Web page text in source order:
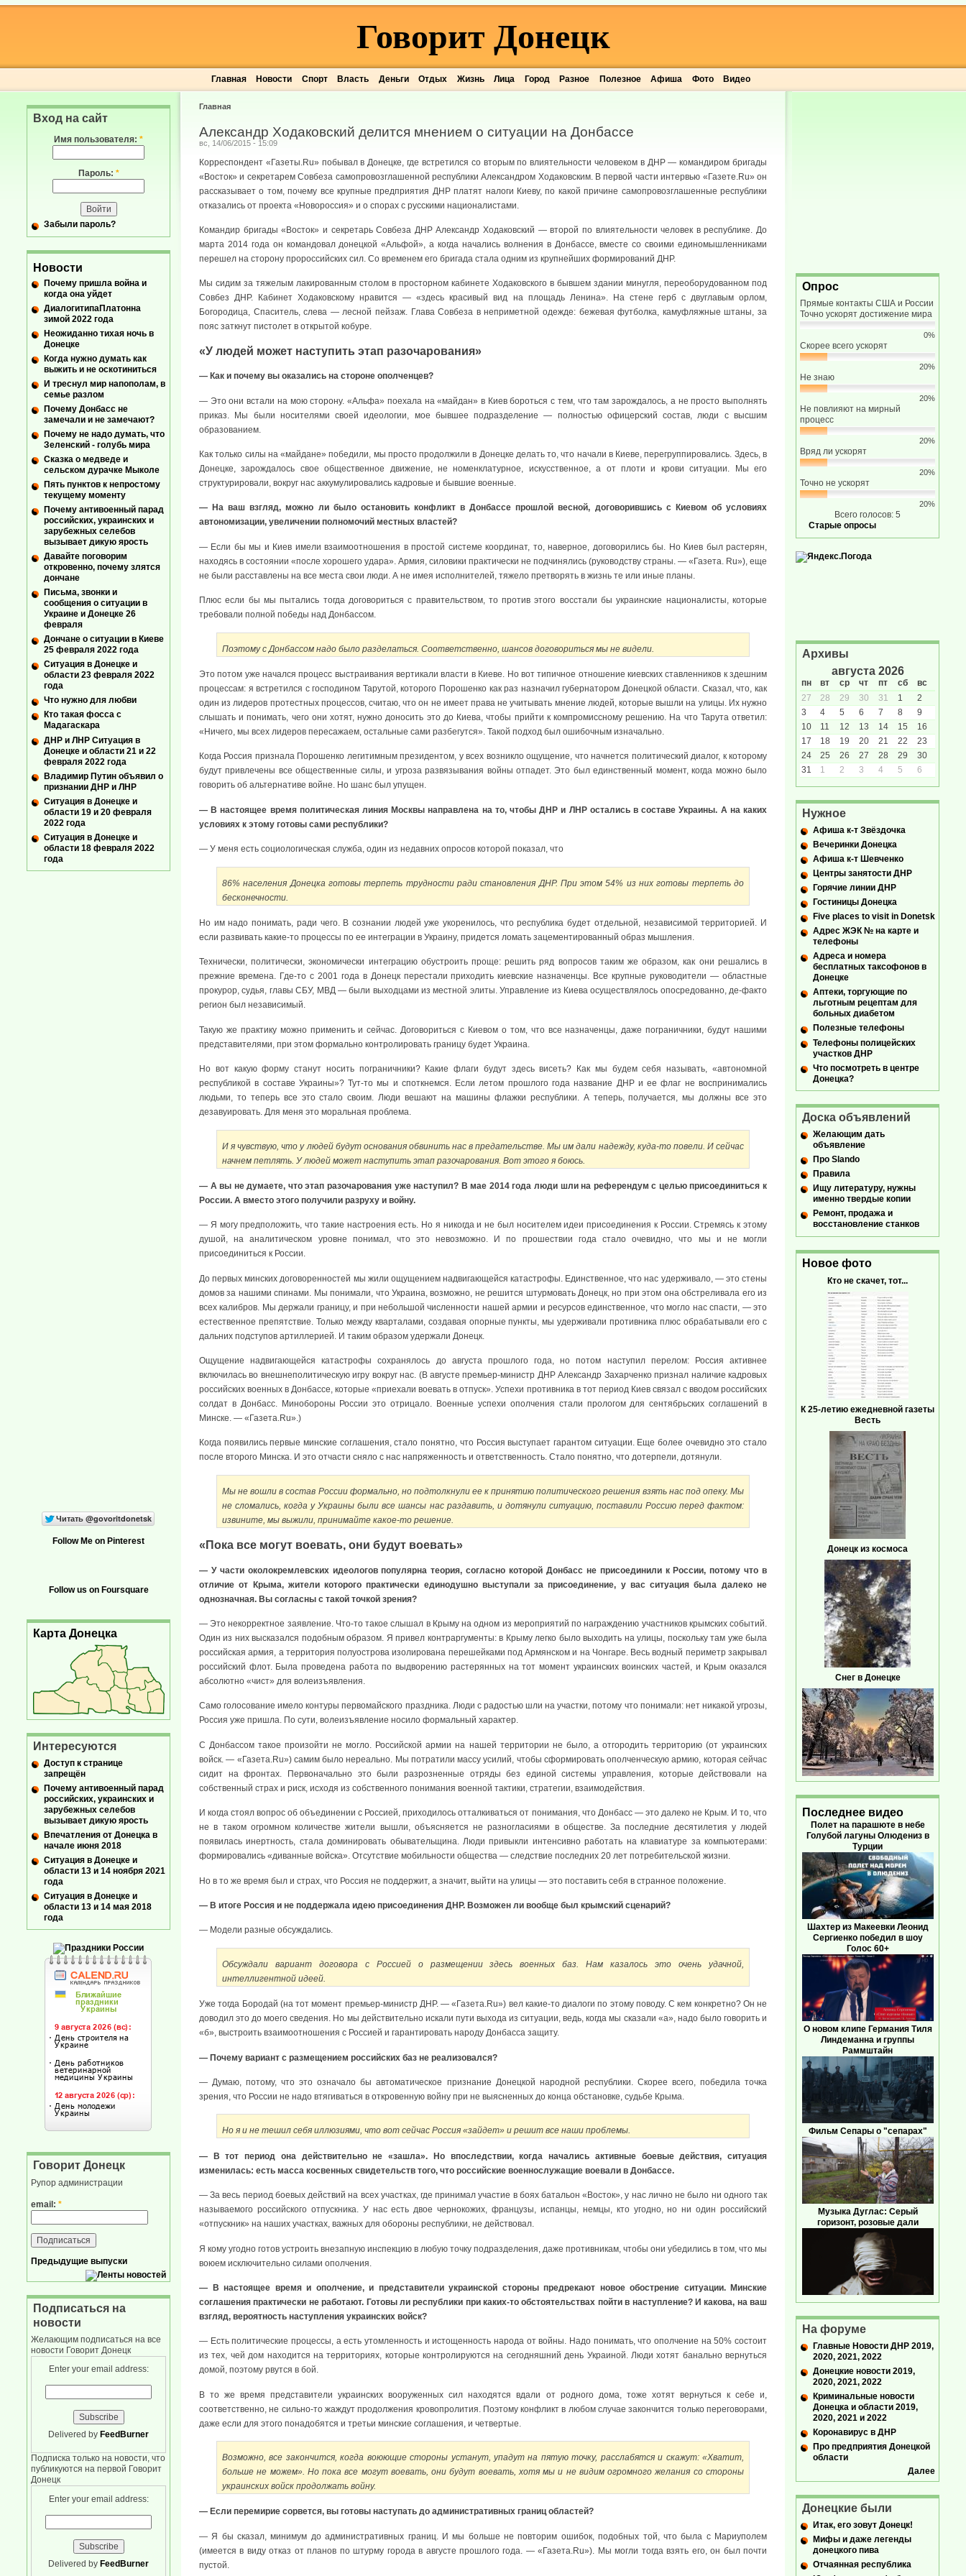
Главная Новости Спорт Власть Деньги Отдых Жизнь Лица Город Разное Полезное Афиша Фото Видео
Говорит Донецк
Главная
Александр Ходаковский делится мнением о ситуации на Донбассе
вс, 14/06/2015 - 15:09
Корреспондент «Газеты.Ru» побывал в Донецке, где встретился со вторым по влиятельности человеком в ДНР — командиром бригады
«Восток» и секретарем Совбеза самопровозглашенной республики Александром Ходаковским. В первой части интервью «Газете.Ru» он
рассказывает о том, почему все крупные предприятия ДНР платят налоги Киеву, по какой причине самопровозглашенные республики
отказались от проекта «Новороссия» и о спорах с русскими националистами.
Командир бригады «Восток» и секретарь Совбеза ДНР Александр Ходаковский — второй по влиятельности человек в республике. До
марта 2014 года он командовал донецкой «Альфой», а когда начались волнения в Донбассе, вместе со своими единомышленниками
перешел на сторону пророссийских сил. Со временем его бригада стала одним из крупнейших формирований ДНР.
Мы сидим за тяжелым лакированным столом в просторном кабинете Ходаковского в бывшем здании минугля, переоборудованном под
Совбез ДНР. Кабинет Ходаковскому нравится — «здесь красивый вид на площадь Ленина». На стене герб с двуглавым орлом,
Богородица, Спаситель, слева — лесной пейзаж. Глава Совбеза в неприметной одежде: бежевая футболка, камуфляжные штаны, за
пояс заткнут пистолет в открытой кобуре.
«У людей может наступить этап разочарования»
— Как и почему вы оказались на стороне ополченцев?
— Это они встали на мою сторону. «Альфа» поехала на «майдан» в Киев бороться с тем, что там зарождалось, а не просто выполнять
приказ. Мы были носителями своей идеологии, мое бывшее подразделение — полностью офицерский состав, люди с высшим
образованием.
Как только силы на «майдане» победили, мы просто продолжили в Донецке делать то, что начали в Киеве, перегруппировались. Здесь, в
Донецке, зарождалось свое общественное движение, не номенклатурное, искусственное, а от плоти и крови ситуации. Мы его
структурировали, вокруг нас аккумулировались кадровые и бывшие военные.
— На ваш взгляд, можно ли было остановить конфликт в Донбассе прошлой весной, договорившись с Киевом об условиях
автономизации, увеличении полномочий местных властей?
— Если бы мы и Киев имели взаимоотношения в простой системе координат, то, наверное, договорились бы. Но Киев был растерян,
находясь в состоянии «после хорошего удара». Армия, силовики практически не подчинялись (руководству страны. — «Газета. Ru»), еще
не были расставлены на все места свои люди. А не имея исполнителей, тяжело претворять в жизнь те или иные планы.
Плюс если бы мы пытались тогда договориться с правительством, то против этого восстали бы украинские националисты, которые
требовали полной победы над Донбассом.
Поэтому с Донбассом надо было разделаться. Соответственно, шансов договориться мы не видели.
Это потом уже начался процесс выстраивания вертикали власти в Киеве. Но вот типичное отношение киевских ставленников к здешним
процессам: я встретился с господином Тарутой, которого Порошенко как раз назначил губернатором Донецкой области. Сказал, что, как
один из лидеров протестных процессов, считаю, что он не имеет права не учитывать мнение людей, которые вышли на улицы. Их нужно
слышать и понимать, чего они хотят, нужно доносить это до Киева, чтобы прийти к компромиссному решению. На что Тарута ответил:
«Ничего, мы всех лидеров пересажаем, остальные сами разбегутся». Такой подход был ошибочным изначально.
Когда Россия признала Порошенко легитимным президентом, у всех возникло ощущение, что начнется политический диалог, к которому
будут привлечены все общественные силы, и угроза развязывания войны отпадет. Это был единственный момент, когда можно было
говорить об альтернативе войне. Но шанс был упущен.
— В настоящее время политическая линия Москвы направлена на то, чтобы ДНР и ЛНР остались в составе Украины. А на каких
условиях к этому готовы сами республики?
— У меня есть социологическая служба, один из недавних опросов которой показал, что
86% населения Донецка готовы терпеть трудности ради становления ДНР. При этом 54% из них готовы терпеть до
бесконечности.
Но им надо понимать, ради чего. В сознании людей уже укоренилось, что республика будет отдельной, независимой территорией. И
если развивать какие-то процессы по ее интеграции в Украину, придется ломать зацементированный образ мышления.
Технически, политически, экономически интеграцию обустроить проще: решить ряд вопросов таким же образом, как они решались в
прежние времена. Где-то с 2001 года в Донецк перестали приходить киевские назначенцы. Все крупные руководители — областные
прокурор, судья, главы СБУ, МВД — были выходцами из местной элиты. Управление из Киева осуществлялось опосредованно, де-факто
регион был независимый.
Такую же практику можно применить и сейчас. Договориться с Киевом о том, что все назначенцы, даже пограничники, будут нашими
представителями, при этом формально контролировать границу будет Украина.
Но вот какую форму станут носить пограничники? Какие флаги будут здесь висеть? Как мы будем себя называть, «автономной
республикой в составе Украины»? Тут-то мы и споткнемся. Если летом прошлого года название ДНР и ее флаг не воспринимались
людьми, то теперь все это стало своим. Люди вешают на машины флажки республики. А теперь, получается, мы должны все это
дезавуировать. Для меня это моральная проблема.
И я чувствую, что у людей будут основания обвинить нас в предательстве. Мы им дали надежду, куда-то повели. И сейчас
начнем петлять. У людей может наступить этап разочарования. Вот этого я боюсь.
— А вы не думаете, что этап разочарования уже наступил? В мае 2014 года люди шли на референдум с целью присоединиться к
России. А вместо этого получили разруху и войну.
— Я могу предположить, что такие настроения есть. Но я никогда и не был носителем идеи присоединения к России. Стремясь к этому
душой, на аналитическом уровне понимал, что это невозможно. И по прошествии года стало очевидно, что мы и не могли
присоединиться к России.
До первых минских договоренностей мы жили ощущением надвигающейся катастрофы. Единственное, что нас удерживало, — это стены
домов за нашими спинами. Мы понимали, что Украина, возможно, не решится штурмовать Донецк, но при этом она обстреливала его из
всех калибров. Мы держали границу, и при небольшой численности нашей армии и ресурсов единственное, что могло нас спасти, — это
естественное препятствие. Только между кварталами, создавая опорные пункты, мы удерживали противника плюс обрабатывали его с
дальних подступов артиллерией. И таким образом удержали Донецк.
Ощущение надвигающейся катастрофы сохранялось до августа прошлого года, но потом наступил перелом: Россия активнее
включилась во внешнеполитическую игру вокруг нас. (В августе премьер-министр ДНР Александр Захарченко признал наличие кадровых
российских военных в Донбассе, которые «приехали воевать в отпуск». Успехи противника в тот период Киев связал с вводом российских
солдат в Донбасс. Минобороны России это отрицало. Военные успехи ополчения стали прологом для сентябрьских соглашений в
Минске. — «Газета.Ru».)
Когда появились первые минские соглашения, стало понятно, что Россия выступает гарантом ситуации. Еще более очевидно это стало
после второго Минска. И это отчасти сняло с нас напряженность и ответственность. Стало понятно, что дотерпели, дотянули.
Мы не вошли в состав России формально, но подтолкнули ее к принятию политического решения взять нас под опеку. Мы
не сломались, когда у Украины были все шансы нас раздавить, и дотянули ситуацию, поставили Россию перед фактом:
извините, мы выжили, принимайте какое-то решение.
«Пока все могут воевать, они будут воевать»
— У части околокремлевских идеологов популярна теория, согласно которой Донбасс не присоединили к России, потому что в
отличие от Крыма, жители которого практически единодушно выступали за присоединение, у вас ситуация была далеко не
однозначная. Вы согласны с такой точкой зрения?
— Это некорректное заявление. Что-то такое слышал в Крыму на одном из мероприятий по награждению участников крымских событий.
Один из них высказался подобным образом. Я привел контраргументы: в Крыму легко было выходить на улицы, поскольку там уже была
российская армия, а территория полуострова изолирована перешейками под Армянском и на Чонгаре. Весь водный периметр закрывал
российский флот. Была проведена работа по выдворению растерянных на тот момент украинских воинских частей, и Крым оказался
абсолютно «чист» для волеизъявления.
Само голосование имело контуры первомайского праздника. Люди с радостью шли на участки, потому что понимали: нет никакой угрозы,
Россия уже пришла. По сути, волеизъявление носило формальный характер.
С Донбассом такое произойти не могло. Российской армии на нашей территории не было, а отгородить территорию (от украинских
войск. — «Газета.Ru») самим было нереально. Мы потратили массу усилий, чтобы сформировать ополченческую армию, которая сейчас
сидит на фронтах. Первоначально это были разрозненные отряды без единой системы управления, которые действовали на
собственный страх и риск, исходя из собственного понимания военной тактики, стратегии, взаимодействия.
И когда стоял вопрос об объединении с Россией, приходилось отталкиваться от понимания, что Донбасс — это далеко не Крым. И то, что
не в таком огромном количестве жители вышли, объясняется не разногласиями в обществе. За последние десятилетия у людей
появилась инертность, стала доминировать обывательщина. Люди привыкли интенсивно работать на клавиатуре за компьютерами:
формировались «диванные войска». Отсутствие мобильности общества — следствие последних 20 лет потребительской жизни.
Но в то же время был и страх, что Россия не поддержит, а значит, выйти на улицы — это поставить себя в странное положение.
— В итоге Россия и не поддержала идею присоединения ДНР. Возможен ли вообще был крымский сценарий?
— Модели разные обсуждались.
Обсуждали вариант договора с Россией о размещении здесь военных баз. Нам казалось это очень удачной,
интеллигентной идеей.
Уже тогда Бородай (на тот момент премьер-министр ДНР. — «Газета.Ru») вел какие-то диалоги по этому поводу. С кем конкретно? Он не
доводил это до моего сведения. Но мы действительно искали пути выхода из ситуации, ведь, когда мы сказали «а», надо было говорить и
«б», выстроить взаимоотношения с Россией и гарантировать народу Донбасса защиту.
— Почему вариант с размещением российских баз не реализовался?
— Думаю, потому, что это означало бы автоматическое признание Донецкой народной республики. Скорее всего, победила точка
зрения, что России не надо втягиваться в откровенную войну при не выясненных до конца обстановке, судьбе Крыма.
Но я и не тешил себя иллюзиями, что вот сейчас Россия «зайдет» и решит все наши проблемы.
— В тот период она действительно не «зашла». Но впоследствии, когда начались активные боевые действия, ситуация
изменилась: есть масса косвенных свидетельств того, что российские военнослужащие воевали в Донбассе.
— За весь период боевых действий на всех участках, где принимал участие в боях батальон «Восток», у нас лично не было ни одного так
называемого российского отпускника. У нас есть двое чернокожих, французы, испанцы, немцы, кто угодно, но ни один российский
«отпускник» на наших участках, важных для обороны республики, не действовал.
Я кому угодно готов устроить внезапную инспекцию в любую точку подразделения, даже противникам, чтобы они убедились в том, что мы
воюем исключительно силами ополчения.
— В настоящее время и ополчение, и представители украинской стороны предрекают новое обострение ситуации. Минские
соглашения практически не работают. Готовы ли республики при каких-то обстоятельствах пойти в наступление? И какова, на ваш
взгляд, вероятность наступления украинских войск?
— Есть политические процессы, а есть утомленность и истощенность народа от войны. Надо понимать, что ополчение на 50% состоит
из тех, чей дом находится на территориях, которые контролируются на сегодняшний день Украиной. Люди хотят банально вернуться
домой, поэтому рвутся в бой.
В то же время представители украинских вооруженных сил находятся вдали от родного дома, тоже хотят вернуться к себе и,
соответственно, не сильно-то жаждут продолжения кровопролития. Поэтому конфликт в любом случае закончится только переговорами,
даже если для этого понадобятся и третьи минские соглашения, и четвертые.
Возможно, все закончится, когда воюющие стороны устанут, упадут на пятую точку, расслабятся и скажут: «Хватит,
больше не можем». Но пока все могут воевать, они будут воевать, хотя мы и не видим огромного желания со стороны
украинских войск продолжать войну.
— Если перемирие сорвется, вы готовы наступать до административных границ областей?
— Я бы сказал, минимум до административных границ. И мы больше не повторим ошибок, подобных той, что была с Мариуполем
(имеется в виду отказ от планов по штурму города в августе прошлого года. — «Газета.Ru»). Мы могли тогда взять его, он был почти
пустой.
Вход на сайт
Имя пользователя: *
Пароль: *
Забыли пароль?
Новости
Почему пришла война и
когда она уйдет
ДиалогитипаПлатонна
зимой 2022 года
Неожиданно тихая ночь в
Донецке
Когда нужно думать как
выжить и не оскотиниться
И треснул мир напополам, в
семье разлом
Почему Донбасс не
замечали и не замечают?
Почему не надо думать, что
Зеленский - голубь мира
Сказка о медведе и
сельском дурачке Мыколе
Пять пунктов к непростому
текущему моменту
Почему антивоенный парад
российских, украинских и
зарубежных селебов
вызывает дикую ярость
Давайте поговорим
откровенно, почему злятся
дончане
Письма, звонки и
сообщения о ситуации в
Украине и Донецке 26
февраля
Дончане о ситуации в Киеве
25 февраля 2022 года
Ситуация в Донецке и
области 23 февраля 2022
года
Что нужно для любви
Кто такая фосса с
Мадагаскара
ДНР и ЛНР Ситуация в
Донецке и области 21 и 22
февраля 2022 года
Владимир Путин объявил о
признании ДНР и ЛНР
Ситуация в Донецке и
области 19 и 20 февраля
2022 года
Ситуация в Донецке и
области 18 февраля 2022
года
Follow Me on Pinterest
Follow us on Foursquare
Карта Донецка
Интересуются
Доступ к странице
запрещён
Почему антивоенный парад
российских, украинских и
зарубежных селебов
вызывает дикую ярость
Впечатления от Донецка в
начале июня 2018
Ситуация в Донецке и
области 13 и 14 ноября 2021
года
Ситуация в Донецке и
области 13 и 14 мая 2018
года
Говорит Донецк
Рупор администрации
email: *
Предыдущие выпуски
Подписаться на
новости
Желающим подписаться на все
новости Говорит Донецк
Enter your email address:
Delivered by FeedBurner
Подписка только на новости, что
публикуются на первой Говорит
Донецк
Enter your email address:
Delivered by FeedBurner
Опрос
Прямые контакты США и России
Точно ускорят достижение мира
0%
Скорее всего ускорят
20%
Не знаю
20%
Не повлияют на мирный
процесс
20%
Вряд ли ускорят
20%
Точно не ускорят
20%
Всего голосов: 5
Старые опросы
Архивы
августа 2026
пн вт ср чт пт сб
вс
27
28 29 30 31 1
2
3
4 5 6 7 8
9
10
11 12 13 14 15
16
17
18 19 20 21 22
23
24
25 26 27 28 29
30
31
1 2 3 4 5 6
Нужное
Афиша к-т Звёздочка
Вечеринки Донецка
Афиша к-т Шевченко
Центры занятости ДНР
Горячие линии ДНР
Гостиницы Донецка
Five places to visit in Donetsk
Адрес ЖЭК № на карте и
телефоны
Адреса и номера
бесплатных таксофонов в
Донецке
Аптеки, торгующие по
льготным рецептам для
больных диабетом
Полезные телефоны
Телефоны полицейских
участков ДНР
Что посмотреть в центре
Донецка?
Доска объявлений
Желающим дать
объявление
Про Slando
Правила
Ищу литературу, нужны
именно твердые копии
Ремонт, продажа и
восстановление станков
Новое фото
Кто не скачет, тот...
К 25-летию ежедневной газеты
Весть
Донецк из космоса
Снег в Донецке
Последнее видео
Полет на парашюте в небе
Голубой лагуны Олюдениз в
Турции
Шахтер из Макеевки Леонид
Сергиенко победил в шоу
Голос 60+
О новом клипе Германия Тиля
Линдеманна и группы
Раммштайн
Фильм Сепары о "сепарах"
Музыка Дуглас: Серый
горизонт, розовые дали
На форуме
Главные Новости ДНР 2019,
2020, 2021, 2022
Донецкие новости 2019,
2020, 2021, 2022
Криминальные новости
Донецка и области 2019,
2020, 2021 и 2022
Коронавирус в ДНР
Про предприятия Донецкой
области
Далее
Донецкие были
Итак, его зовут Донецк!
Мифы и даже легенды
донецкого пива
Отчаянная республика